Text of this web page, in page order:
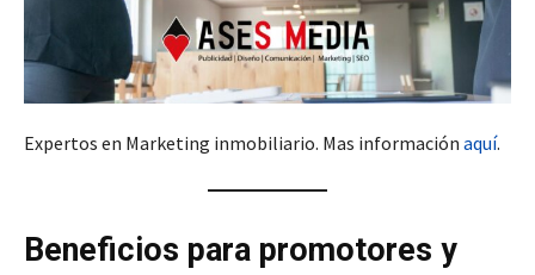
Expertos en Marketing inmobiliario. Mas información aquí.
Beneficios para promotores y